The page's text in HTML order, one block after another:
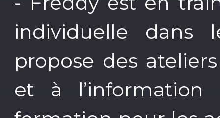
individuelle
propose des
et à